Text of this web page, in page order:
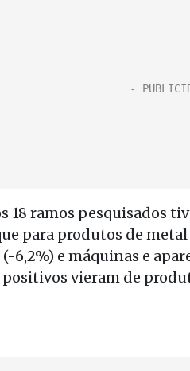
18 ramos pesquisados
para produtos de
6,2%) e máquinas e
positivos vieram de